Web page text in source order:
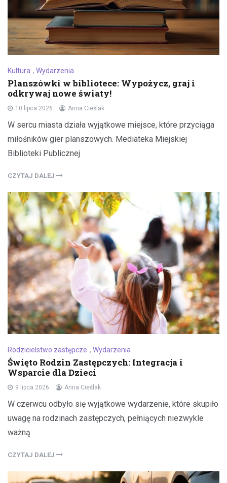
Kultura , Wydarzenia
Planszówki w bibliotece: Wypożycz, graj i
odkrywaj nowe światy!
10 lipca 2026 Anna Cieślak
W sercu miasta działa wyjątkowe miejsce, które przyciąga
miłośników gier planszowych. Mediateka Miejskiej
Biblioteki Publicznej
CZYTAJ DALEJ
Rodzicielstwo zastępcze , Wydarzenia
Święto Rodzin Zastępczych: Integracja i
Wsparcie dla Dzieci
9 lipca 2026 Anna Cieślak
W czerwcu odbyło się wyjątkowe wydarzenie, które skupiło
uwagę na rodzinach zastępczych, pełniących niezwykle
ważną
CZYTAJ DALEJ